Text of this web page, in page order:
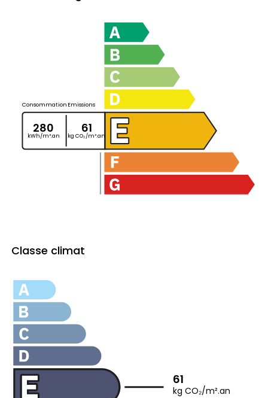
Consommation
280
kWh/m².an
Emissions
61
kg CO₂/m².an
Classe climat
61
kg CO₂/m².an